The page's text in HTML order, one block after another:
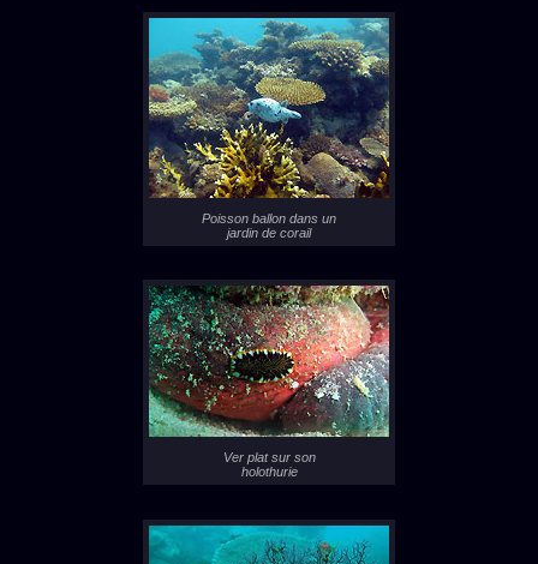
Poisson ballon dans un
jardin de corail
Ver plat sur son
holothurie